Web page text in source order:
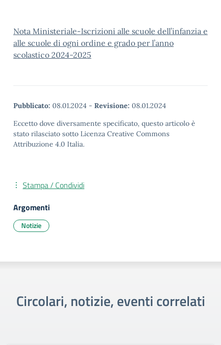
Nota Ministeriale-Iscrizioni alle scuole dell’infanzia e
alle scuole di ogni ordine e grado per l’anno
scolastico 2024-2025
Pubblicato: 08.01.2024 - Revisione: 08.01.2024
Eccetto dove diversamente specificato, questo articolo è
stato rilasciato sotto Licenza Creative Commons
Attribuzione 4.0 Italia.
Stampa / Condividi
Argomenti
Notizie
Circolari, notizie, eventi correlati